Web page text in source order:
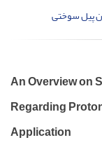
پیل سوختی
An Overview on
Regarding
Application